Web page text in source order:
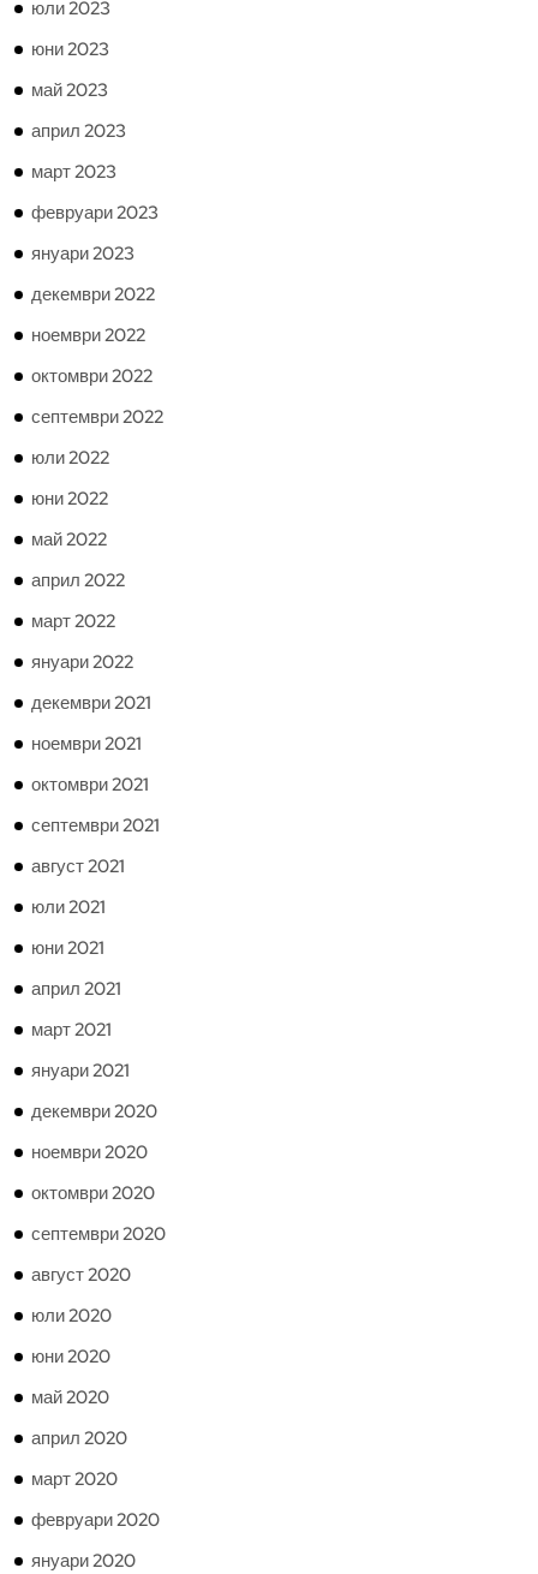
юли 2023
юни 2023
май 2023
април 2023
март 2023
февруари 2023
януари 2023
декември 2022
ноември 2022
октомври 2022
септември 2022
юли 2022
юни 2022
май 2022
април 2022
март 2022
януари 2022
декември 2021
ноември 2021
октомври 2021
септември 2021
август 2021
юли 2021
юни 2021
април 2021
март 2021
януари 2021
декември 2020
ноември 2020
октомври 2020
септември 2020
август 2020
юли 2020
юни 2020
май 2020
април 2020
март 2020
февруари 2020
януари 2020